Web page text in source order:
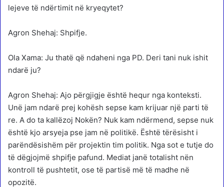
lejeve të ndërtimit në kryeqytet?
Agron Shehaj: Shpifje.
Ola Xama: Ju thatë që ndaheni nga PD. Deri tani nuk ishit
ndarë ju?
Agron Shehaj: Ajo përgjigje është hequr nga konteksti.
Unë jam ndarë prej kohësh sepse kam krijuar një parti të
re. A do ta kallëzoj Nokën? Nuk kam ndërmend, sepse nuk
është kjo arsyeja pse jam në politikë. Është tërësisht i
parëndësishëm për projektin tim politik. Nga sot e tutje do
të dëgjojmë shpifje pafund. Mediat janë totalisht nën
kontroll të pushtetit, ose të partisë më të madhe në
opozitë.